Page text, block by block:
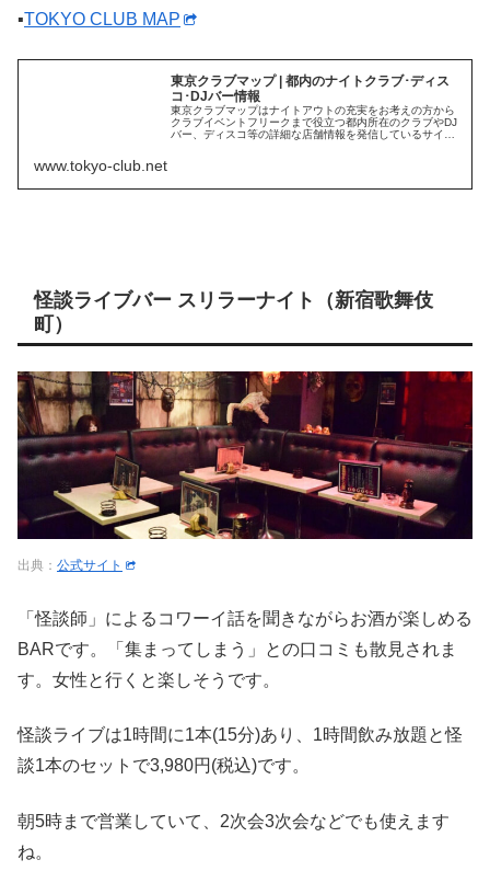
▪TOKYO CLUB MAP
東京クラブマップ | 都内のナイトクラブ･ディス
コ･DJバー情報
東京クラブマップはナイトアウトの充実をお考えの方から
クラブイベントフリークまで役立つ都内所在のクラブやDJ
バー、ディスコ等の詳細な店舗情報を発信しているサイト
www.tokyo-club.net
怪談ライブバー スリラーナイト（新宿歌舞伎
町）
出典： 公式サイト
「怪談師」によるコワーイ話を聞きながらお酒が楽しめる
BARです。「集まってしまう」との口コミも散見されま
す。女性と行くと楽しそうです。
怪談ライブは1時間に1本(15分)あり、1時間飲み放題と怪
談1本のセットで3,980円(税込)です。
朝5時まで営業していて、2次会3次会などでも使えます
ね。